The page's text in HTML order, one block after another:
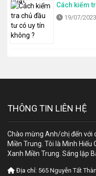
Cách kiểm
19/07/2023
THÔNG TIN LIÊN HỆ
Chào mừng Anh/chị đến với
Miền Trung. Tôi là Minh
Xanh Miền Trung. Sáng lập
Địa chỉ: 565 Nguyễn Tất